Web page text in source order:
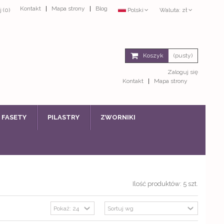
Read more
Waluta: zł
Polski
Kontakt Mapa strony Blog
(0)
Koszyk (pusty)
Zaloguj się
Kontakt
Mapa strony
FASETY PILASTRY ZWORNIKI
Ilość produktów: 5 szt.